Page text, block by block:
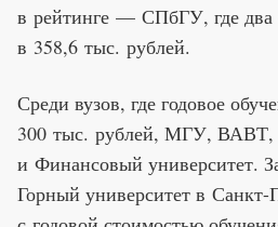
в рейтинге — СПбГУ, где два
в 358,6 тыс. рублей.
Среди вузов, где годовое
300 тыс. рублей, МГУ,
и Финансовый университет.
Горный университет в Санкт-